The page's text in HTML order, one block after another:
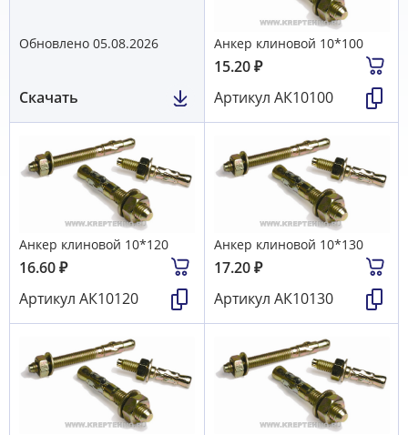
Обновлено 05.08.2026
Скачать
Анкер клиновой 10*100
15.20₽
Артикул АК10100
Анкер клиновой 10*120
16.60₽
Артикул АК10120
Анкер клиновой 10*130
17.20₽
Артикул АК10130